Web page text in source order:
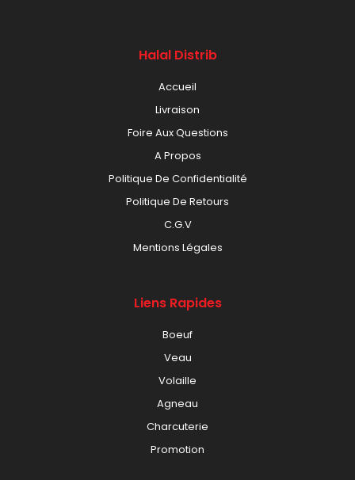
Halal Distrib
Accueil
Livraison
Foire Aux Questions
A Propos
Politique De Confidentialité
Politique De Retours
C.G.V
Mentions Légales
Liens Rapides
Boeuf
Veau
Volaille
Agneau
Charcuterie
Promotion